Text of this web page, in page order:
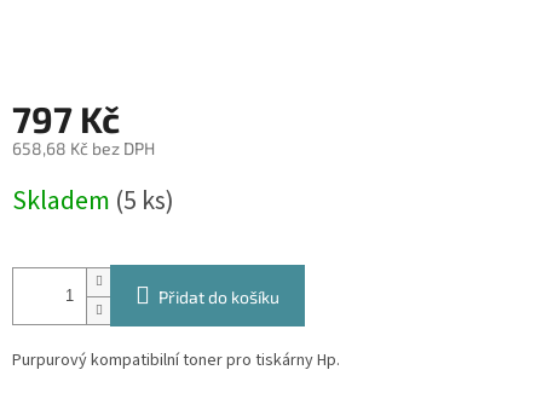
797 Kč
658,68 Kč bez DPH
cena:
Skladem (5 ks)
Přidat do košíku
Purpurový kompatibilní toner pro tiskárny Hp.